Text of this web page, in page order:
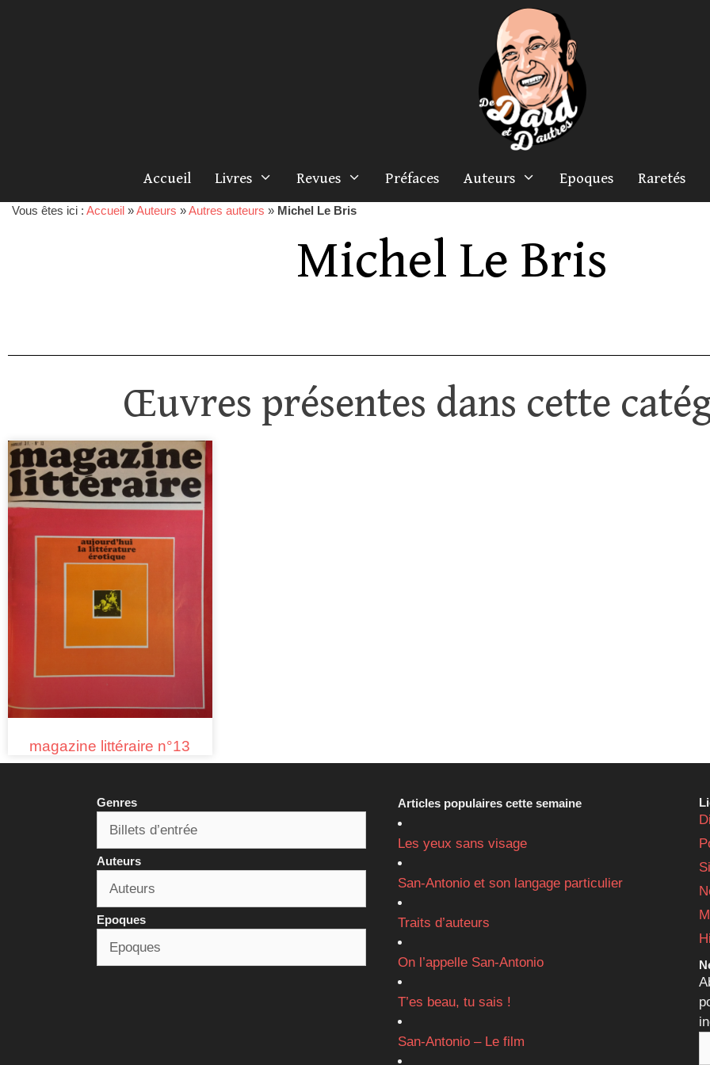
Accueil Livres Revues Préfaces Auteurs Epoques Raretés
Vous êtes ici : Accueil »Auteurs »Autres auteurs » Michel Le Bris
Michel Le Bris
Œuvres présentes dans cette
magazine littéraire n°13
Genres
Auteurs
Epoques
Articles populaires cette semaine
Les yeux sans visage
San-Antonio et son langage particulier
Traits d’auteurs
On l’appelle San-Antonio
T’es beau, tu sais !
San-Antonio – Le film